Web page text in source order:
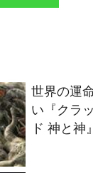
世界の運
い『クラ
ド 神と神